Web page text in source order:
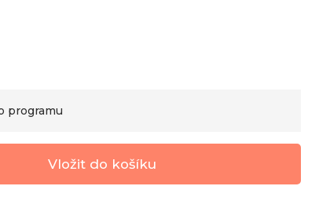
programu